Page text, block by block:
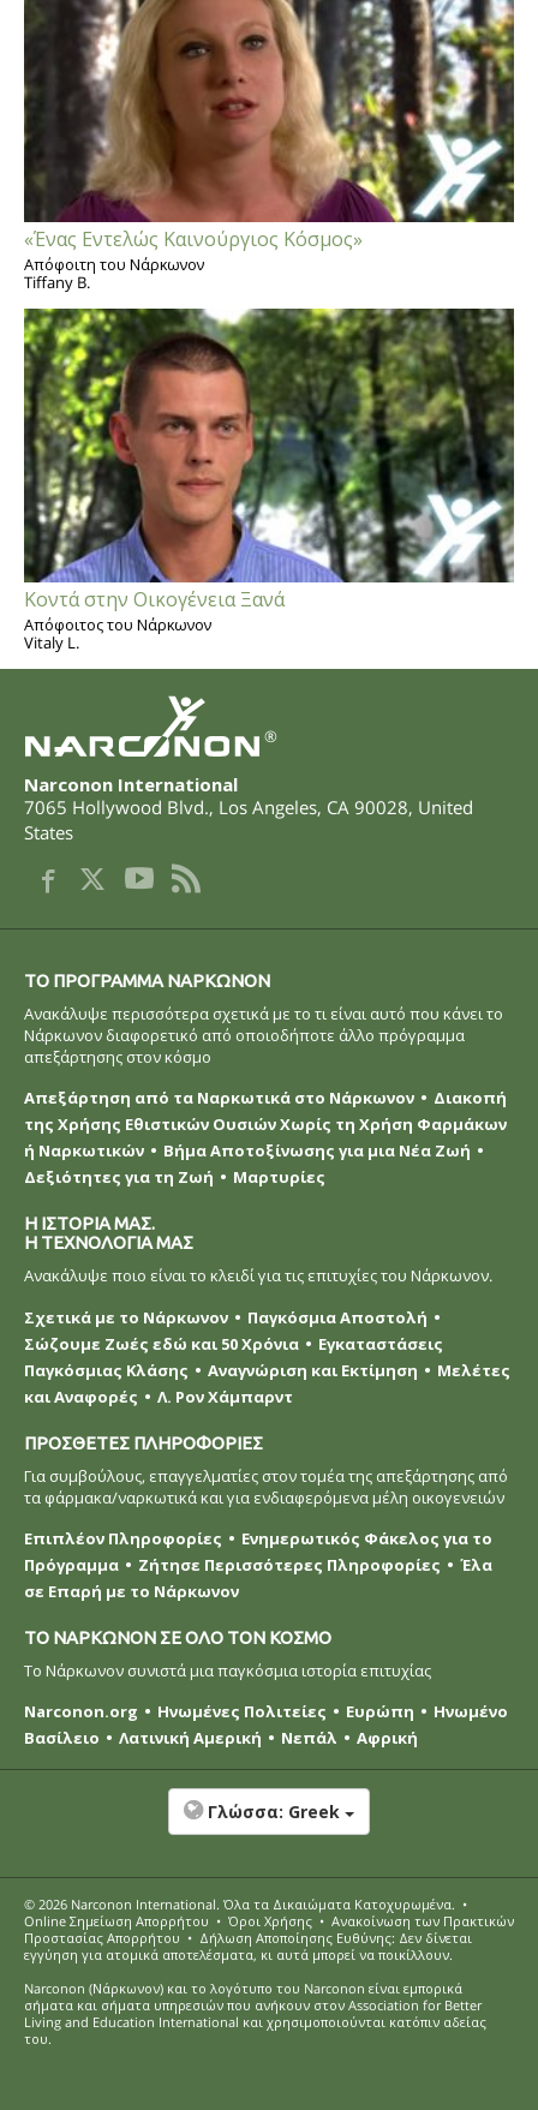
«Ένας Εντελώς Καινούργιος Κόσμος»
Απόφοιτη του Νάρκωνον
Tiffany B.
Κοντά στην Οικογένεια Ξανά
Απόφοιτος του Νάρκωνον
Vitaly L.
®
Narconon International
7065 Hollywood Blvd., Los Angeles, CA 90028, United
States
ΤΟ ΠΡOΓΡΑΜΜΑ ΝAΡΚΩΝΟΝ
Ανακάλυψε περισσότερα σχετικά με το τι είναι αυτό που κάνει το
Νάρκωνον διαφορετικό από οποιοδήποτε άλλο πρόγραμμα
απεξάρτησης στον κόσμο
Απεξάρτηση από τα Ναρκωτικά στο Νάρκωνον
Διακοπή
της Χρήσης Εθιστικών Ουσιών Χωρίς τη Χρήση Φαρμάκων
ή Ναρκωτικών
Βήμα Αποτοξίνωσης για μια Νέα Ζωή
Δεξιότητες για τη Ζωή
Μαρτυρίες
Η ΙΣΤΟΡΙΑ ΜΑΣ.
Η ΤΕΧΝΟΛΟΓΙΑ ΜΑΣ
Ανακάλυψε ποιο είναι το κλειδί για τις επιτυχίες του Νάρκωνον.
Σχετικά με το Νάρκωνον
Παγκόσμια Αποστολή
Σώζουμε Ζωές εδώ και 50 Χρόνια
Εγκαταστάσεις
Παγκόσμιας Κλάσης
Αναγνώριση και Εκτίμηση
Μελέτες
και Αναφορές
Λ. Ρον Χάμπαρντ
ΠΡΟΣΘΕΤΕΣ ΠΛΗΡΟΦΟΡΙΕΣ
Για συμβούλους, επαγγελματίες στον τομέα της απεξάρτησης από
τα φάρμακα/ναρκωτικά και για ενδιαφερόμενα μέλη οικογενειών
Επιπλέον Πληροφορίες
Ενημερωτικός Φάκελος για το
Πρόγραμμα
Ζήτησε Περισσότερες Πληροφορίες
Έλα
σε Επαρή με το Νάρκωνον
ΤΟ ΝΑΡΚΩΝΟΝ ΣΕ ΟΛΟ ΤΟΝ ΚΟΣΜΟ
Το Νάρκωνον συνιστά μια παγκόσμια ιστορία επιτυχίας
Narconon.org
Ηνωμένες Πολιτείες Ευρώπη
Ηνωμένο
Βασίλειο
Λατινική Αμερική Νεπάλ Αφρική
Γλώσσα: Greek
© 2026 Narconon International. Όλα τα Δικαιώµατα Κατοχυρωµένα. •
Online Σημείωση Απορρήτου • Όροι Χρήσης • Ανακοίνωση των Πρακτικών
Προστασίας Απορρήτου • Δήλωση Αποποίησης Ευθύνης: Δεν δίνεται
εγγύηση για ατομικά αποτελέσματα, κι αυτά μπορεί να ποικίλλουν.
Narconon (Νάρκωνον) και το λογότυπο του Narconon είναι εμπορικά
σήματα και σήματα υπηρεσιών που ανήκουν στον Association for Better
Living and Education International και χρησιμοποιούνται κατόπιν αδείας
του.